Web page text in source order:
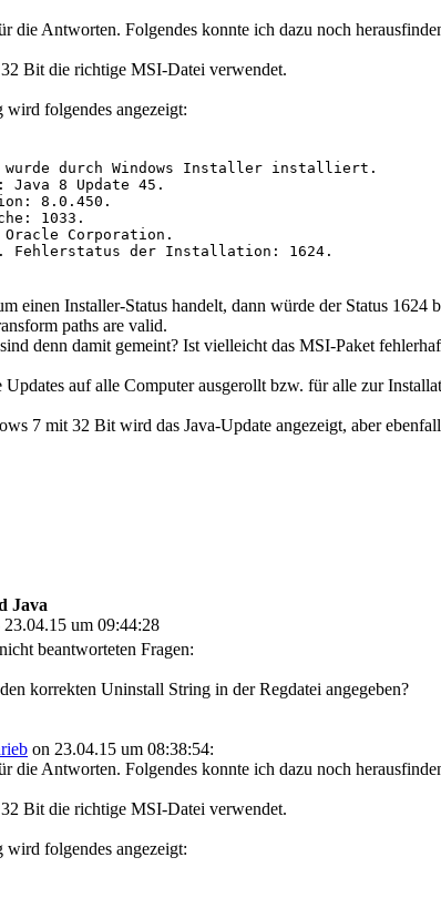
die Antworten. Folgendes konnte ich dazu noch
Bit die richtige MSI-Datei verwendet.
wird folgendes angezeigt:
wurde durch Windows Installer installiert.
Java 8 Update 45.
8.0.450.
1033.
Corporation.
Fehlerstatus der Installation: 1624.
einen Installer-Status handelt, dann würde der Status
paths are valid.
denn damit gemeint? Ist vielleicht das MSI-Paket
Updates auf alle Computer ausgerollt bzw. für alle zur
7 mit 32 Bit wird das Java-Update angezeigt, aber
Java
23.04.15 um 09:44:28
beantworteten Fragen:
korrekten Uninstall String in der Regdatei angegeben?
on 23.04.15 um 08:38:54:
die Antworten. Folgendes konnte ich dazu noch
Bit die richtige MSI-Datei verwendet.
wird folgendes angezeigt: